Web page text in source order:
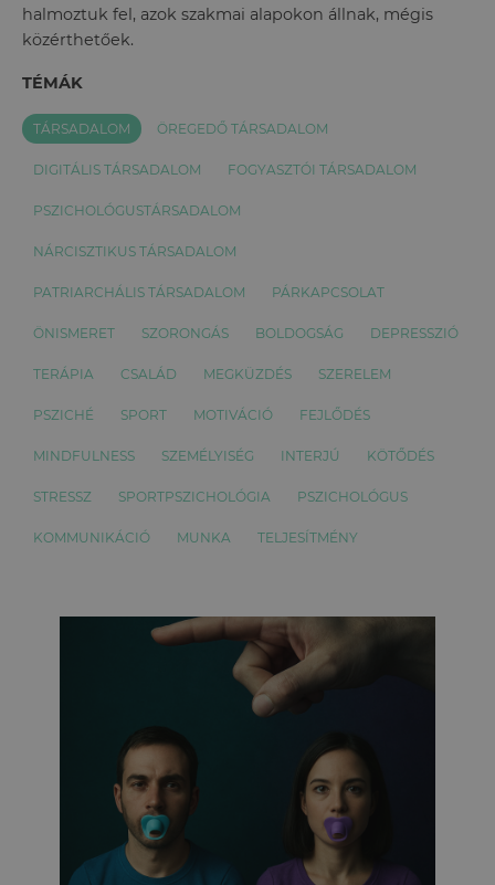
halmoztuk fel, azok szakmai alapokon állnak, mégis
közérthetőek.
TÉMÁK
TÁRSADALOM ÖREGEDŐ TÁRSADALOM
DIGITÁLIS TÁRSADALOM FOGYASZTÓI TÁRSADALOM
PSZICHOLÓGUSTÁRSADALOM
NÁRCISZTIKUS TÁRSADALOM
PATRIARCHÁLIS TÁRSADALOM PÁRKAPCSOLAT
ÖNISMERET SZORONGÁS BOLDOGSÁG DEPRESSZIÓ
TERÁPIA CSALÁD MEGKÜZDÉS SZERELEM
PSZICHÉ SPORT MOTIVÁCIÓ FEJLŐDÉS
MINDFULNESS SZEMÉLYISÉG INTERJÚ KÖTŐDÉS
STRESSZ SPORTPSZICHOLÓGIA PSZICHOLÓGUS
KOMMUNIKÁCIÓ MUNKA TELJESÍTMÉNY